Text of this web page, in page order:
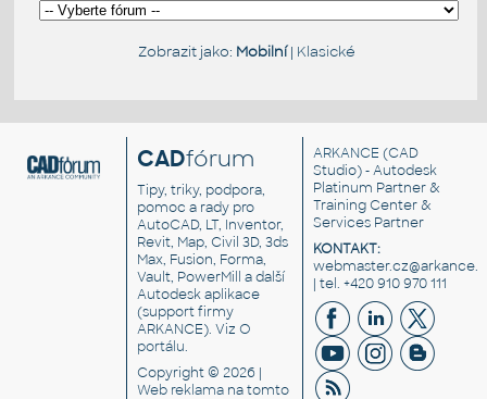
Zobrazit jako: Mobilní| Klasické
CADfórum
Tipy, triky, podpora,
pomoc a rady pro
AutoCAD, LT, Inventor,
Revit, Map, Civil 3D, 3ds
Max, Fusion, Forma,
Vault, PowerMill a další
Autodesk aplikace
(support firmy
ARKANCE). VizO
portálu.
Copyright © 2026 |
Web reklama na tomto
ARKANCE (CAD
Studio) - Autodesk
Platinum Partner &
Training Center &
Services Partner
KONTAKT:
| tel. +420 910 970 111